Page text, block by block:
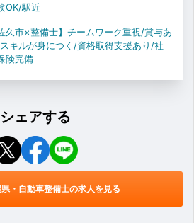
OK/駅近
佐久市×整備士】チームワーク重視/賞与あ
キルが身につく/資格取得支援あり/社
険完備
シェアする
・自動車整備士の求人を見る